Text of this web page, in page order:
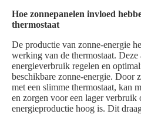
Hoe zonnepanelen invloed
thermostaat
De productie van zonne-energie
werking van de thermostaat. Deze
energieverbruik regelen en
beschikbare zonne-energie. Door
met een slimme thermostaat, kan
en zorgen voor een lager verbruik
energieproductie hoog is. Dit